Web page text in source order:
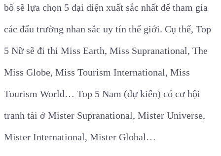
bố sẽ lựa chọn 5 đại diện xuất sắc nhất để tham gia
các đấu trường nhan sắc uy tín thế giới. Cụ thể, Top
5 Nữ sẽ đi thi Miss Earth, Miss Supranational, The
Miss Globe, Miss Tourism International, Miss
Tourism World… Top 5 Nam (dự kiến) có cơ hội
tranh tài ở Mister Supranational, Mister Universe,
Mister International, Mister Global…